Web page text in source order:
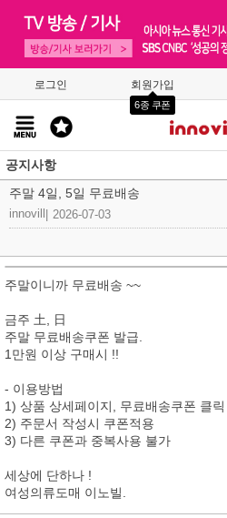
로그인 회원가입
6종 쿠폰
공지사항
주말 4일, 5일 무료배송
innovill 2026-07-03
주말이니까 무료배송 ~~
금주 土, 日
주말 무료배송쿠폰 발급.
1만원 이상 구매시 !!
- 이용방법
1) 상품 상세페이지, 무료배송쿠폰 클릭
2) 주문서 작성시 쿠폰적용
3) 다른 쿠폰과 중복사용 불가
세상에 단하나 !
여성의류도매 이노빌.